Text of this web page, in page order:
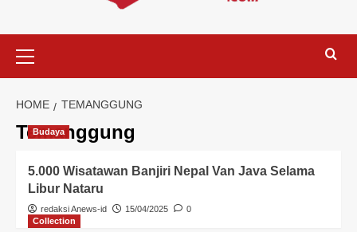
HOME TEMANGGUNG
Temanggung
Budaya
5.000 Wisatawan Banjiri Nepal Van Java Selama
Libur Nataru
redaksi Anews-id 15/04/2025
0
Collection